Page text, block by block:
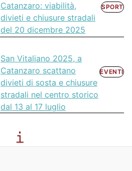
Catanzaro: viabilità,
divieti e chiusure stradali
del 20 dicembre 2025
SPORT
San Vitaliano 2025, a
Catanzaro scattano
divieti di sosta e chiusure
stradali nel centro storico
dal 13 al 17 luglio
EVENTI